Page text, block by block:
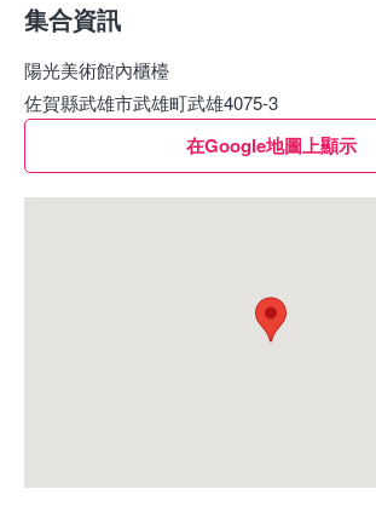
集合資訊
陽光美術館內櫃檯
佐賀縣武雄市武雄町武雄4075-3
在Google地圖上顯示